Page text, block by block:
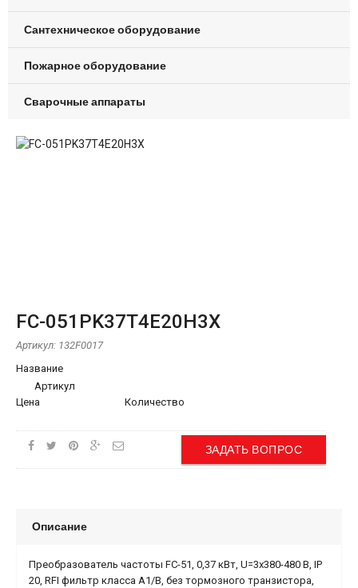
Сантехническое оборудование
Пожарное оборудование
Сварочные аппараты
FC-051PK37T4E20H3X
Артикул: 132F0017
Название
Артикул
Цена
Количество
ЗАДАТЬ ВОПРОС
Описание
Преобразователь частоты FC-51, 0,37 кВт, U=3x380-480 В, IP
20, RFI фильтр класса A1/B, без тормозного транзистора,